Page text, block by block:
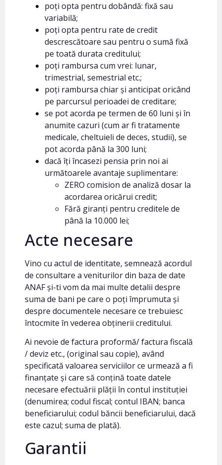
poți opta pentru dobândă: fixă sau
variabilă;
poți opta pentru rate de credit
descrescătoare sau pentru o sumă fixă
pe toată durata creditului;
poți rambursa cum vrei: lunar,
trimestrial, semestrial etc.;
poți rambursa chiar și anticipat oricând
pe parcursul perioadei de creditare;
se pot acorda pe termen de 60 luni și în
anumite cazuri (cum ar fi tratamente
medicale, cheltuieli de deces, studii), se
pot acorda până la 300 luni;
dacă îți încasezi pensia prin noi ai
următoarele avantaje suplimentare:
ZERO comision de analiză dosar la
acordarea oricărui credit;
Fără giranți pentru creditele de
până la 10.000 lei;
Acte necesare
Vino cu actul de identitate, semnează acordul
de consultare a veniturilor din baza de date
ANAF și-ti vom da mai multe detalii despre
suma de bani pe care o poți împrumuta și
despre documentele necesare ce trebuiesc
întocmite în vederea obținerii creditului.
Ai nevoie de factura proformă/ factura fiscală
/ deviz etc., (original sau copie), având
specificată valoarea serviciilor ce urmează a fi
finanțate și care să conțină toate datele
necesare efectuării plății în contul instituției
(denumirea; codul fiscal; contul IBAN; banca
beneficiarului; codul băncii beneficiarului, dacă
este cazul; suma de plată).
Garantii